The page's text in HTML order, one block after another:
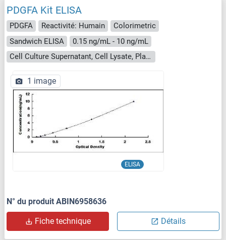
PDGFA Kit ELISA
PDGFA Reactivité: Humain
Colorimetric
Sandwich ELISA
0.15 ng/mL - 10 ng/mL
Cell Culture Supernatant, Cell Lysate, Plasma, Serum, Tissue Homogenate
ELISA
1 image
N° du produit ABIN6958636
Fiche technique Détails